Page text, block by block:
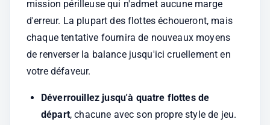
mission périlleuse qui n'admet aucune marge
d'erreur. La plupart des flottes échoueront, mais
chaque tentative fournira de nouveaux moyens
de renverser la balance jusqu'ici cruellement en
votre défaveur.
Déverrouillez jusqu'à quatre flottes de
départ, chacune avec son propre style de jeu.